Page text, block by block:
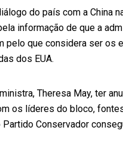
do país com a China
informação de que a
pelo que considera ser os
dos EUA.
Theresa May, ter
os líderes do bloco,
Conservador